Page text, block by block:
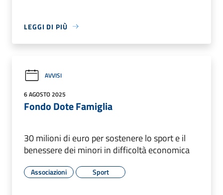
LEGGI DI PIÙ
AVVISI
6 AGOSTO 2025
Fondo Dote Famiglia
30 milioni di euro per sostenere lo sport e il
benessere dei minori in difficoltà economica
Associazioni Sport